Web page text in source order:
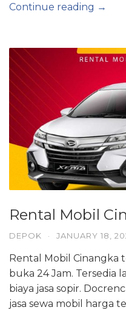
Continue reading →
Rental Mobil
DEPOK · JANUARY 18,
Rental Mobil Cinangka
buka 24 Jam. Tersedia
biaya jasa sopir.
jasa sewa mobil harga